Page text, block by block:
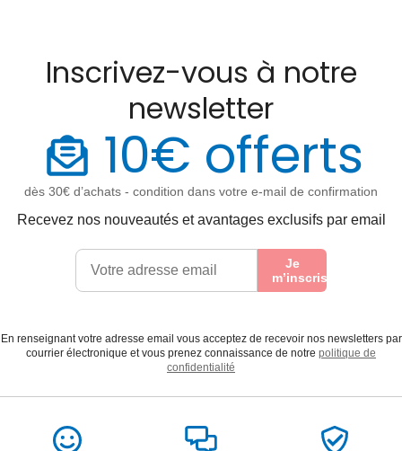
Inscrivez-vous à notre
newsletter
10€ offerts
dès 30€ d’achats - condition dans votre e-mail de confirmation
Recevez nos nouveautés et avantages exclusifs par email
Je
m’inscris
En renseignant votre adresse email vous acceptez de recevoir nos newsletters par
courrier électronique et vous prenez connaissance de notre politique de
confidentialité